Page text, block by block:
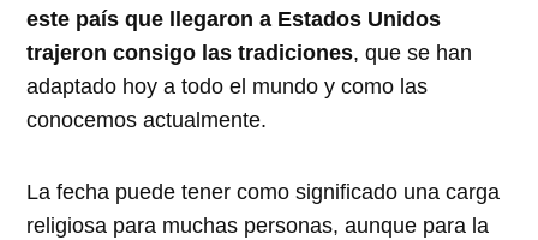
este país que llegaron a Estados Unidos
trajeron consigo las tradiciones, que se han
adaptado hoy a todo el mundo y como las
conocemos actualmente.
La fecha puede tener como significado una carga
religiosa para muchas personas, aunque para la